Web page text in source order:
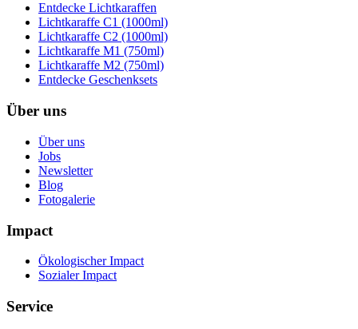
Entdecke Lichtkaraffen
Lichtkaraffe C1 (1000ml)
Lichtkaraffe C2 (1000ml)
Lichtkaraffe M1 (750ml)
Lichtkaraffe M2 (750ml)
Entdecke Geschenksets
Über uns
Über uns
Jobs
Newsletter
Blog
Fotogalerie
Impact
Ökologischer Impact
Sozialer Impact
Service